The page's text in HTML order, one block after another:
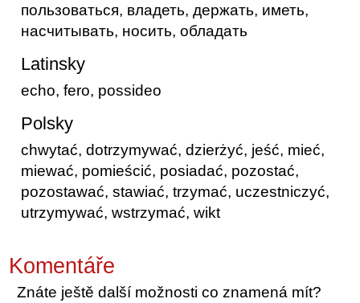
пользоваться, владеть, держать, иметь,
насчитывать, носить, обладать
Latinsky
echo, fero, possideo
Polsky
chwytać, dotrzymywać, dzierżyć, jeść, mieć,
miewać, pomieścić, posiadać, pozostać,
pozostawać, stawiać, trzymać, uczestniczyć,
utrzymywać, wstrzymać, wikt
Komentáře
Znáte ještě další možnosti co znamená mít?